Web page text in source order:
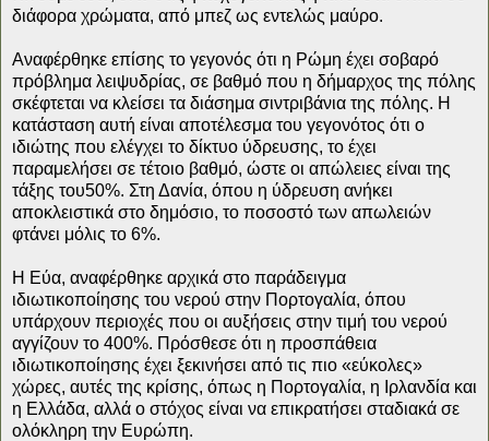
διάφορα χρώματα, από μπεζ ως εντελώς μαύρο.
Αναφέρθηκε επίσης το γεγονός ότι η Ρώμη έχει σοβαρό
πρόβλημα λειψυδρίας, σε βαθμό που η δήμαρχος της πόλης
σκέφτεται να κλείσει τα διάσημα σιντριβάνια της πόλης. Η
κατάσταση αυτή είναι αποτέλεσμα του γεγονότος ότι ο
ιδιώτης που ελέγχει το δίκτυο ύδρευσης, το έχει
παραμελήσει σε τέτοιο βαθμό, ώστε οι απώλειες είναι της
τάξης του50%. Στη Δανία, όπου η ύδρευση ανήκει
αποκλειστικά στο δημόσιο, το ποσοστό των απωλειών
φτάνει μόλις το 6%.
Η Εύα, αναφέρθηκε αρχικά στο παράδειγμα
ιδιωτικοποίησης του νερού στην Πορτογαλία, όπου
υπάρχουν περιοχές που οι αυξήσεις στην τιμή του νερού
αγγίζουν το 400%. Πρόσθεσε ότι η προσπάθεια
ιδιωτικοποίησης έχει ξεκινήσει από τις πιο «εύκολες»
χώρες, αυτές της κρίσης, όπως η Πορτογαλία, η Ιρλανδία και
η Ελλάδα, αλλά ο στόχος είναι να επικρατήσει σταδιακά σε
ολόκληρη την Ευρώπη.